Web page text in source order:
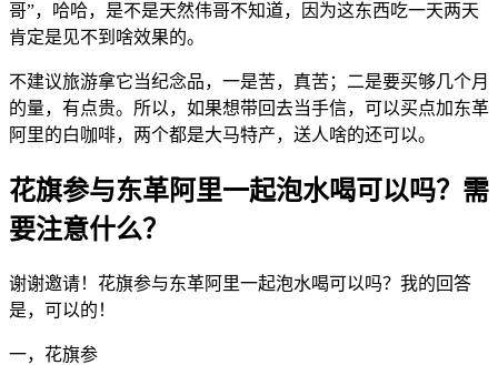
哥”，哈哈，是不是天然伟哥不知道，因为这东西吃一天两天
肯定是见不到啥效果的。
不建议旅游拿它当纪念品，一是苦，真苦；二是要买够几个月
的量，有点贵。所以，如果想带回去当手信，可以买点加东革
阿里的白咖啡，两个都是大马特产，送人啥的还可以。
花旗参与东革阿里一起泡水喝可以吗？需
要注意什么？
谢谢邀请！花旗参与东革阿里一起泡水喝可以吗？我的回答
是，可以的！
一，花旗参